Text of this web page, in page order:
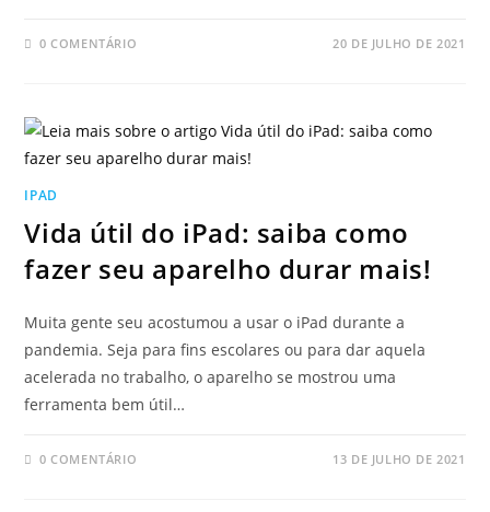
0 COMENTÁRIO 20 DE JULHO DE 2021
IPAD
Vida útil do iPad: saiba como
fazer seu aparelho durar mais!
Muita gente seu acostumou a usar o iPad durante a
pandemia. Seja para fins escolares ou para dar aquela
acelerada no trabalho, o aparelho se mostrou uma
ferramenta bem útil…
0 COMENTÁRIO 13 DE JULHO DE 2021